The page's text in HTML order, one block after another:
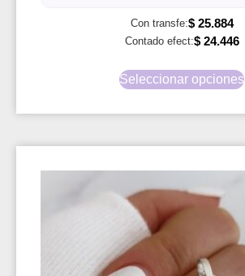
Con transfe:$25.884
Contado efect:$24.446
Seleccionar opciones